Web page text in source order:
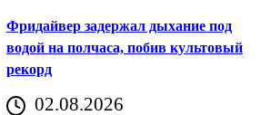
Фридайвер задержал дыхание под
водой на полчаса, побив культовый
рекорд
02.08.2026